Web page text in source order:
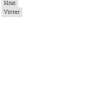
Höst
Vinter